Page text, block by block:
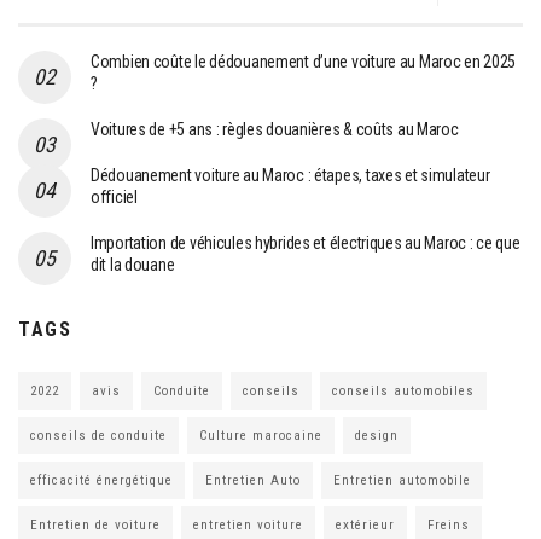
Combien coûte le dédouanement d’une voiture au Maroc en 2025
?
Voitures de +5 ans : règles douanières & coûts au Maroc
Dédouanement voiture au Maroc : étapes, taxes et simulateur
officiel
Importation de véhicules hybrides et électriques au Maroc : ce que
dit la douane
TAGS
2022 avis Conduite conseils conseils automobiles
conseils de conduite Culture marocaine design
efficacité énergétique Entretien Auto Entretien automobile
Entretien de voiture entretien voiture extérieur Freins